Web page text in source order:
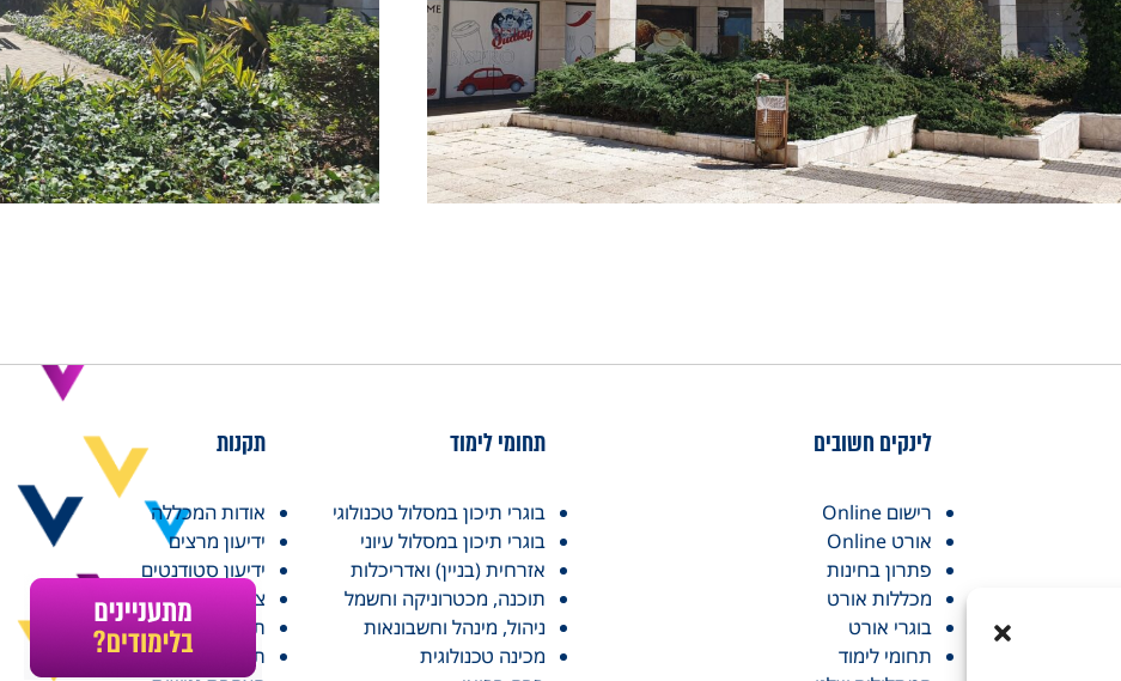
לינקים חשובים
רישום Online
אורט Online
פתרון בחינות
מכללות אורט
בוגרי אורט
תחומי לימוד
תחומי לימוד
בוגרי תיכון במסלול טכנולוגי
בוגרי תיכון במסלול עיוני
אזרחית (בניין) ואדריכלות
תוכנה, מכטרוניקה וחשמל
ניהול, מינהל וחשבונאות
מכינה טכנולוגית
תקנות
אודות המכללה
ידיעון מרצים
ידיעון סטודנטים
צור קשר
תקנון הטרדה מינית
תקנון האתר